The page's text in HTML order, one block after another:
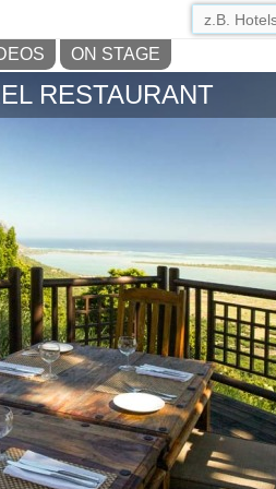
ON STAGE
RESTAURANT